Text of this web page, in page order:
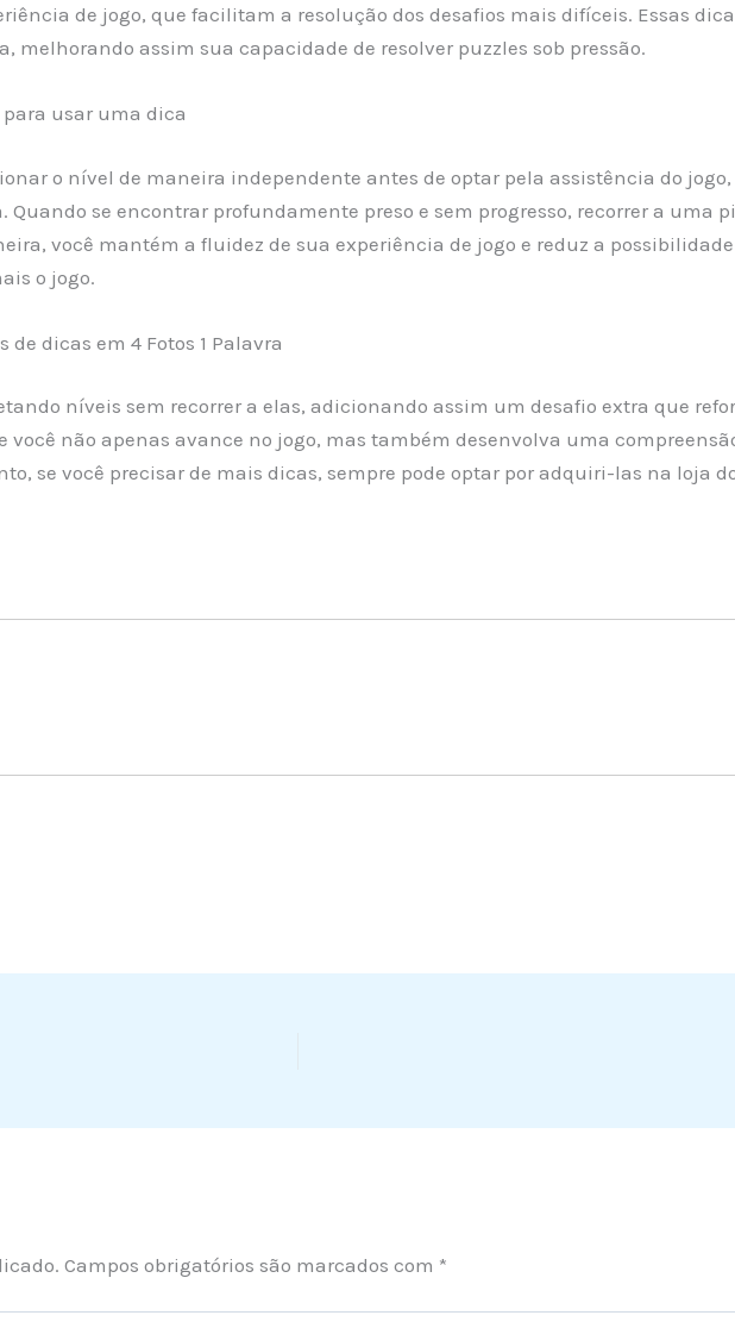
de jogo, que facilitam a resolução dos desafios mais difíceis. Essas
melhorando assim sua capacidade de resolver puzzles sob pressão.
usar uma dica
o nível de maneira independente antes de optar pela assistência do
se encontrar profundamente preso e sem progresso, recorrer a uma
você mantém a fluidez de sua experiência de jogo e reduz a
o jogo.
dicas em 4 Fotos 1 Palavra
níveis sem recorrer a elas, adicionando assim um desafio extra que
você não apenas avance no jogo, mas também desenvolva uma
se você precisar de mais dicas, sempre pode optar por adquiri-las na loja
Campos obrigatórios são marcados com *